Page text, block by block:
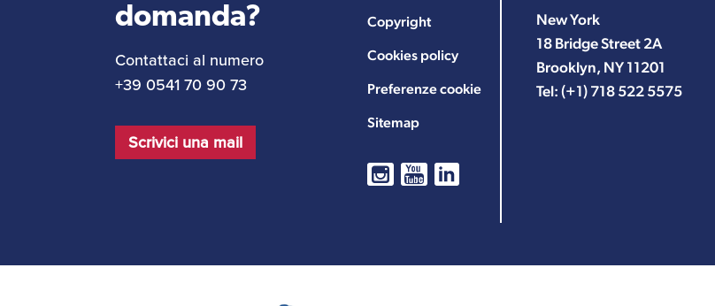
domanda?
Contattaci al numero
+39 0541 70 90 73
Scrivici una mail
Copyright
Cookies policy
Preferenze cookie
Sitemap
New York
18 Bridge Street 2A
Brooklyn, NY 11201
Tel: (+1) 718 522 5575